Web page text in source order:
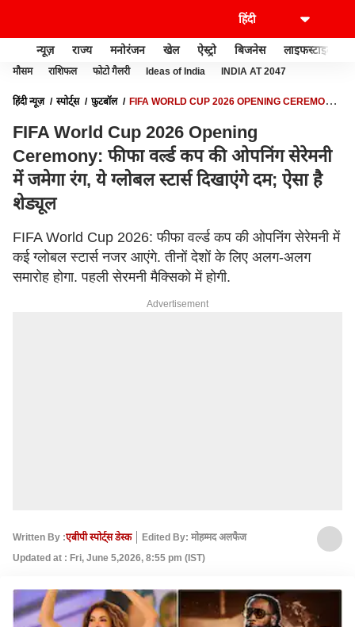
न्यूज़ राज्य मनोरंजन खेल ऐस्ट्रो बिजनेस लाइफस्टाइल
मौसम राशिफल फोटो गैलरी Ideas of India INDIA AT 2047
हिंदी न्यूज़ स्पोर्ट्स फ़ुटबॉल
FIFA WORLD CUP 2026 OPENING CEREMONY:
FIFA World Cup 2026 Opening
Ceremony: फीफा वर्ल्ड कप की ओपनिंग सेरेमनी
में जमेगा रंग, ये ग्लोबल स्टार्स दिखाएंगे दम; ऐसा है
शेड्यूल
FIFA World Cup 2026: फीफा वर्ल्ड कप की ओपनिंग सेरेमनी में
कई ग्लोबल स्टार्स नजर आएंगे. तीनों देशों के लिए अलग-अलग
समारोह होगा. पहली सेरमनी मैक्सिको में होगी.
Advertisement
Written By :एबीपी स्पोर्ट्स डेस्क
Edited By: मोहम्मद अलफैज
Updated at : Fri, June 5,2026, 8:55 pm (IST)